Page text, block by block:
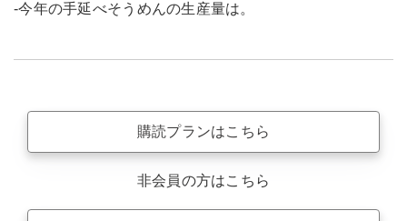
-今年の手延べそうめんの生産量は。
購読プランはこちら
非会員の方はこちら